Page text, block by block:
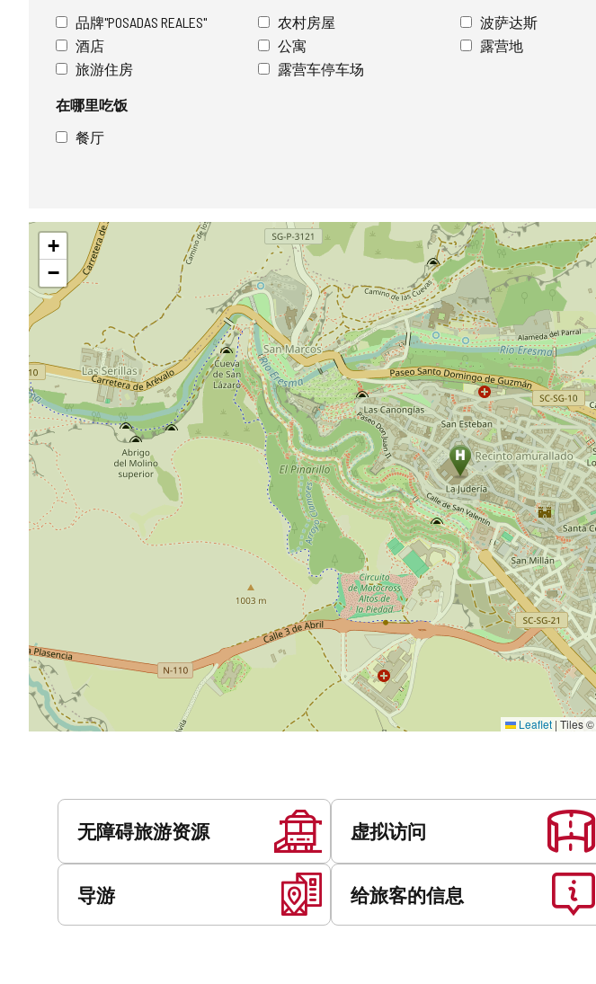
品牌"POSADAS REALES"
农村房屋 波萨达斯
酒店
公寓 露营地
旅游住房
露营车停车场
在哪里吃饭
餐厅
跳
图
+
−
Leaflet | Tiles ©
无障碍旅游资源 虚拟访问
导游 给旅客的信息